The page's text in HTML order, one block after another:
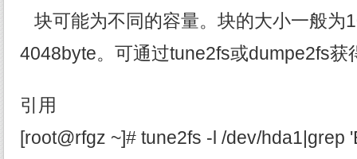
块可能为不同的容量。块的大小一般为
4048byte。可通过tune2fs或dumpe2fs获
引用
[root@rfgz ~]# tune2fs -l /dev/hda1|grep